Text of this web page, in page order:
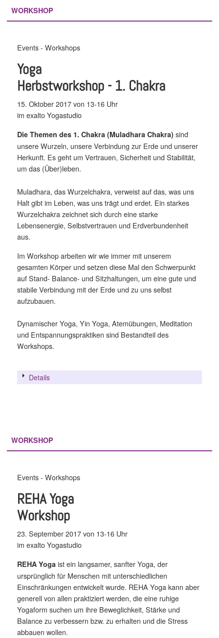
WORKSHOP
Events - Workshops
Yoga
Herbstworkshop - 1. Chakra
15. Oktober 2017 von 13-16 Uhr
im exalto Yogastudio
Die Themen des 1. Chakra (Muladhara Chakra)sind
unsere Wurzeln, unsere Verbindung zur Erde und unserer
Herkunft. Es geht um Vertrauen, Sicherheit und Stabilität,
um das (Über)leben.
Muladhara, das Wurzelchakra, verweist auf das, was uns
Halt gibt im Leben, was uns trägt und erdet. Ein starkes
Wurzelchakra zeichnet sich durch eine starke
Lebensenergie, Selbstvertrauen und Erdverbundenheit
aus.
Im Workshop arbeiten wir wie immer mit unserem
gesamten Körper und setzen diese Mal den Schwerpunkt
auf Stand- Balance- und Sitzhaltungen, um eine gute und
stabile Verbindung mit der Erde und zu uns selbst
aufzubauen.
Dynamischer Yoga, Yin Yoga, Atemübungen, Meditation
und Entspannungspraktiken sind Bestandteil des
Workshops.
Details
WORKSHOP
Events - Workshops
REHA Yoga
Workshop
23. September 2017 von 13-16 Uhr
im exalto Yogastudio
REHA Yogaist ein langsamer, sanfter Yoga, der
ursprünglich für Menschen mit unterschiedlichen
Einschränkungen entwickelt wurde. REHA Yoga kann aber
generell von allen praktiziert werden, die eine ruhige
Yogaform suchen um ihre Beweglichkeit, Stärke und
Balance zu verbessern bzw. zu erhalten und die Stress
abbauen wollen.